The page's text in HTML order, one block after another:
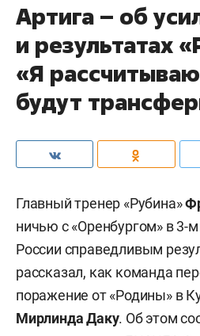
Артига – об
и результатах
«Я
будут
Главный тренер «Рубина»
ничью с «Оренбургом» в 3-
России справедливым
рассказал, как команда
поражение от «Родины» в
Мирлинда Даку. Об этом